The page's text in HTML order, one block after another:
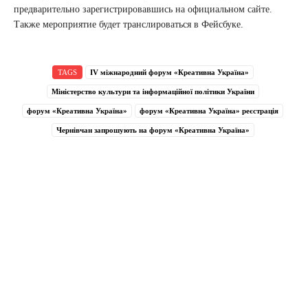
предварительно зарегистрировавшись на официальном сайте.
Также мероприятие будет транслироваться в Фейсбуке.
TAGS IV міжнародний форум «Креативна Україна»
Міністерство культури та інформаційної політики України
форум «Креативна Україна» форум «Креативна Україна» реєстрація
Чернівчан запрошують на форум «Креативна Україна»